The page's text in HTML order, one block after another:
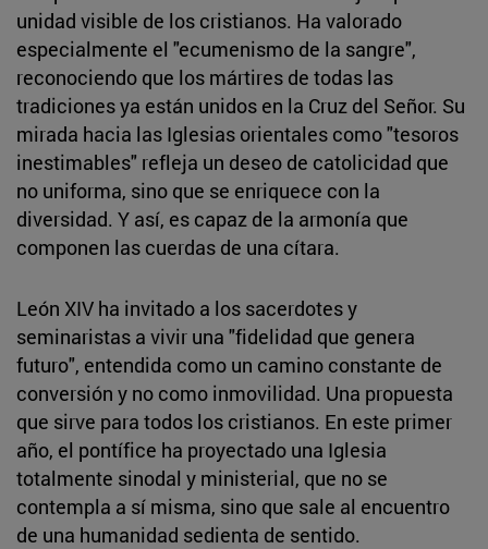
unidad visible de los cristianos. Ha valorado
especialmente el "ecumenismo de la sangre",
reconociendo que los mártires de todas las
tradiciones ya están unidos en la Cruz del Señor. Su
mirada hacia las Iglesias orientales como "tesoros
inestimables" refleja un deseo de catolicidad que
no uniforma, sino que se enriquece con la
diversidad. Y así, es capaz de la armonía que
componen las cuerdas de una cítara.
León XIV ha invitado a los sacerdotes y
seminaristas a vivir una "fidelidad que genera
futuro", entendida como un camino constante de
conversión y no como inmovilidad. Una propuesta
que sirve para todos los cristianos. En este primer
año, el pontífice ha proyectado una Iglesia
totalmente sinodal y ministerial, que no se
contempla a sí misma, sino que sale al encuentro
de una humanidad sedienta de sentido.